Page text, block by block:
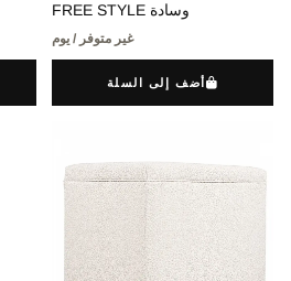
وسادة FREE STYLE
غير متوفر / يوم
أضف إلى السلة